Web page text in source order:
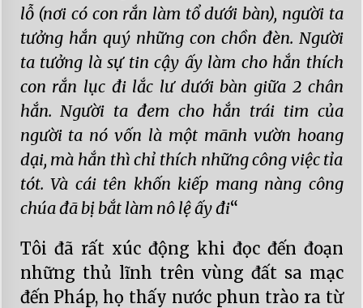
lỗ (nơi có con rắn làm tổ dưới bàn), người ta
tưởng hắn quý những con chồn đèn. Người
ta tưởng là sự tin cậy ấy làm cho hắn thích
con rắn lục đi lắc lư dưới bàn giữa 2 chân
hắn. Người ta đem cho hắn trái tim của
người ta nó vốn là một mãnh vườn hoang
dại, mà hắn thì chỉ thích những công việc tỉa
tót. Và cái tên khốn kiếp mang nàng công
chúa đã bị bắt làm nô lệ ấy đi“
Tôi đã rất xúc động khi đọc đến đoạn
những thủ lĩnh trên vùng đất sa mạc
đến Pháp, họ thấy nước phun trào ra từ